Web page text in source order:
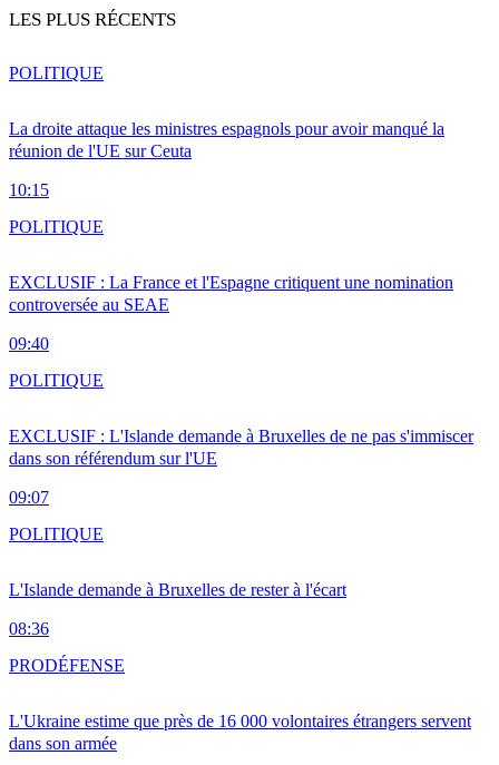
LES PLUS RÉCENTS
La droite attaque les ministres espagnols pour avoir manqué la
réunion de l'UE sur Ceuta
10:15
POLITIQUE
EXCLUSIF : La France et l'Espagne critiquent une nomination
controversée au SEAE
09:40
POLITIQUE
EXCLUSIF : L'Islande demande à Bruxelles de ne pas s'immiscer
dans son référendum sur l'UE
09:07
POLITIQUE
L'Islande demande à Bruxelles de rester à l'écart
08:36
POLITIQUE
L'Ukraine estime que près de 16 000 volontaires étrangers servent
dans son armée
PRODÉFENSE